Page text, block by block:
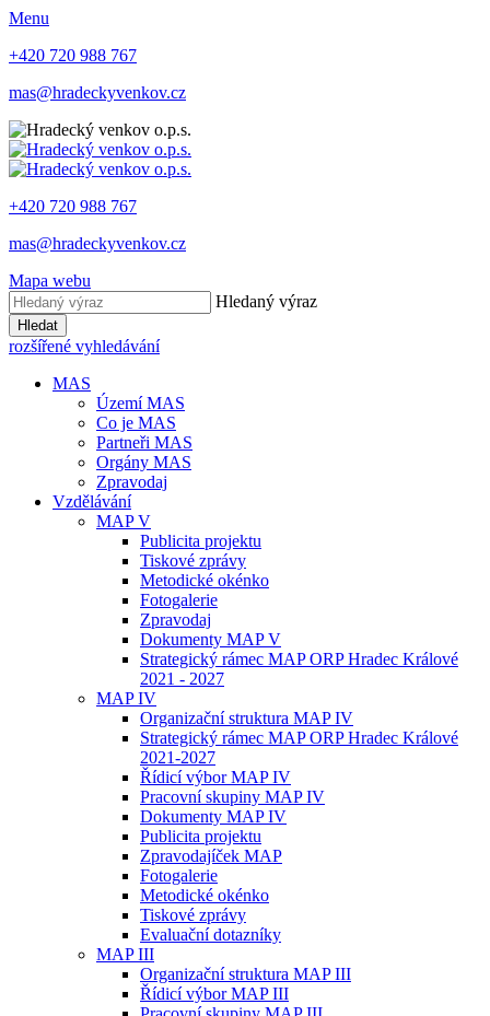
Menu
+420 720 988 767
mas@hradeckyvenkov.cz
+420 720 988 767
mas@hradeckyvenkov.cz
Mapa webu
Hledaný výraz
Hledat
rozšířené vyhledávání
MAS
Území MAS
Co je MAS
Partneři MAS
Orgány MAS
Zpravodaj
Vzdělávání
MAP V
Publicita projektu
Tiskové zprávy
Metodické okénko
Fotogalerie
Zpravodaj
Dokumenty MAP V
Strategický rámec MAP ORP Hradec Králové
2021 - 2027
MAP IV
Organizační struktura MAP IV
Strategický rámec MAP ORP Hradec Králové
2021-2027
Řídicí výbor MAP IV
Pracovní skupiny MAP IV
Dokumenty MAP IV
Publicita projektu
Zpravodajíček MAP
Fotogalerie
Metodické okénko
Tiskové zprávy
Evaluační dotazníky
MAP III
Organizační struktura MAP III
Řídicí výbor MAP III